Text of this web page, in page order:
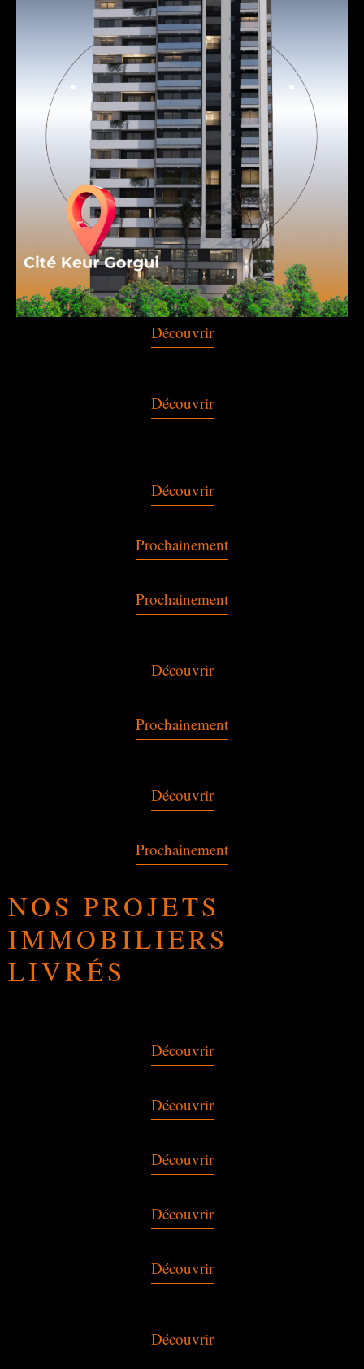
Découvrir
Découvrir
Découvrir
Prochainement
Prochainement
Découvrir
Prochainement
Découvrir
Prochainement
NOS PROJETS
IMMOBILIERS
LIVRÉS
Découvrir
Découvrir
Découvrir
Découvrir
Découvrir
Découvrir